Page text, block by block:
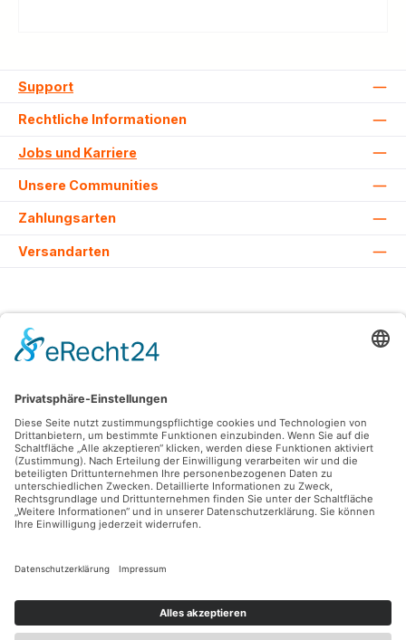
Support
Rechtliche Informationen
Jobs und Karriere
Unsere Communities
Zahlungsarten
Versandarten
Alle Preise inkl. gesetzl. Mehrwertsteuer zzgl.
und ggf.
Nachnahmegebühren, wenn nicht anders angegeben.
© 2026 Lovehurts Bikes - Alle Rechte vorbehalten. Theme by